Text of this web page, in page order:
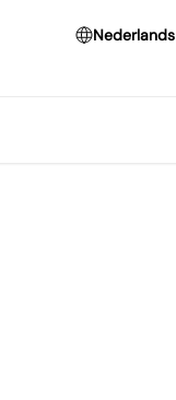
Nederlands